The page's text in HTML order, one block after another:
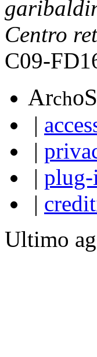
Centro
C09-
ArchoS
|
|
|
|
Ultimo